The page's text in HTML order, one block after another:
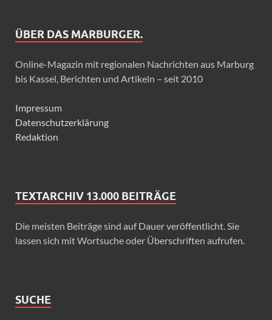
ÜBER DAS MARBURGER.
Online-Magazin mit regionalen Nachrichten aus Marburg
bis Kassel, Berichten und Artikeln – seit 2010
Impressum
Datenschutzerklärung
Redaktion
TEXTARCHIV 13.000 BEITRÄGE
Die meisten Beiträge sind auf Dauer veröffentlicht. Sie
lassen sich mit Wortsuche oder Überschriften aufrufen.
SUCHE